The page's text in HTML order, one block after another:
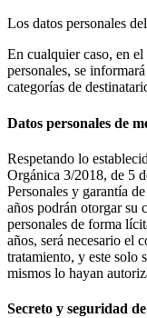
Los datos personales
En cualquier caso, en
personales, se
categorías de
Datos personales de
Respetando lo
Orgánica 3/2018, de 5
Personales y garantía
años podrán otorgar su
personales de forma
años, será necesario el
tratamiento, y este solo
mismos lo hayan
Secreto y seguridad